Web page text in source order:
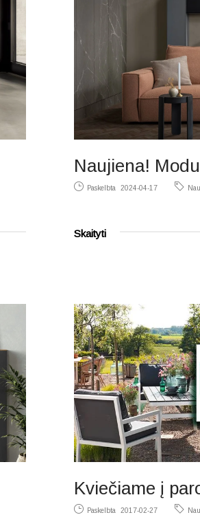
Naujiena!
Paskelbta 2024-04-17
Skaityti
Kviečiame į
Paskelbta 2017-02-27